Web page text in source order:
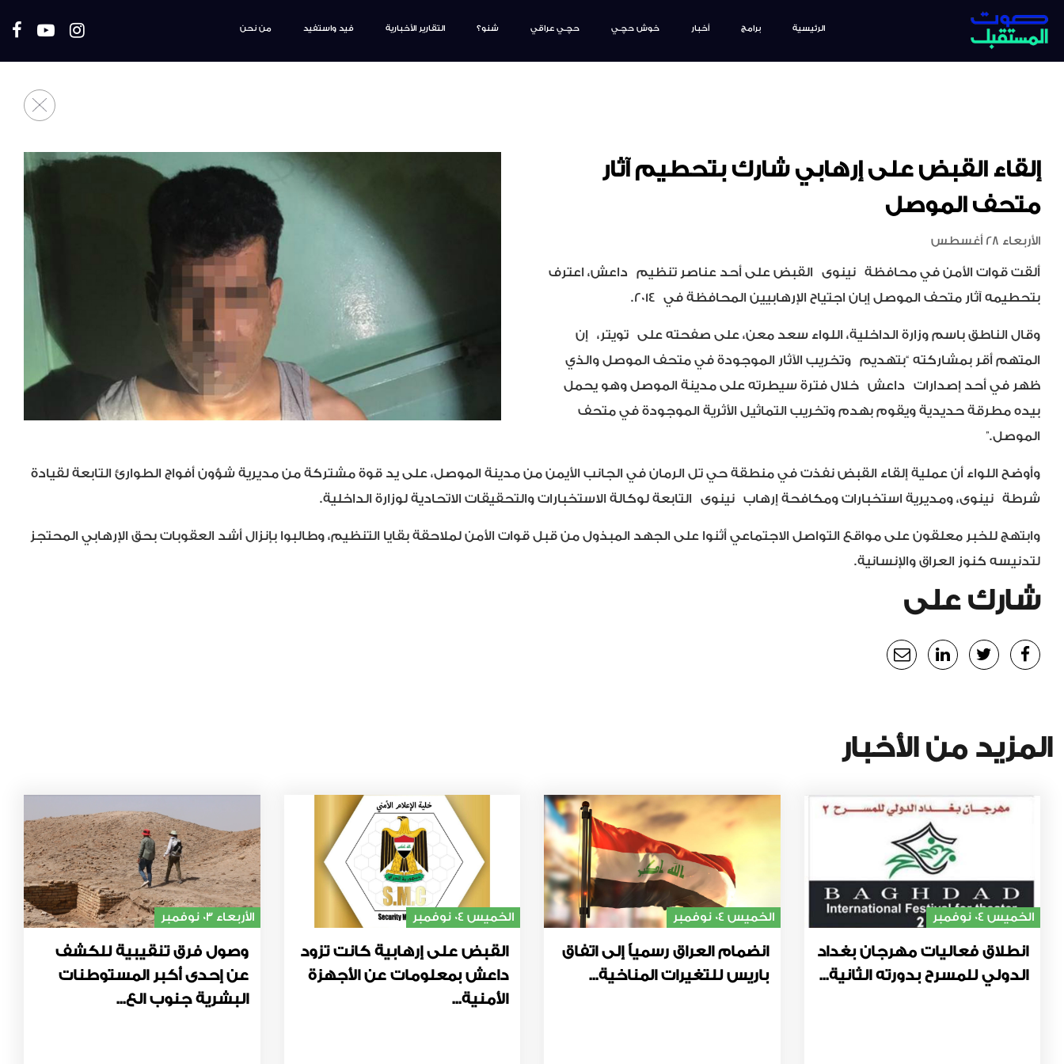
الرئيسية برامج أخبار خوش حچـي حچـي عراقي شنو؟ التقارير الأخبارية فيد واستفيد من نحن
إلقاء القبض على إرهابي شارك بتحطيم آثار
متحف الموصل
الأربعاء 28 أغسطس
ألقت قوات الأمن في محافظة نينوى القبض على أحد عناصر تنظيم داعش، اعترف
بتحطيمه آثار متحف الموصل إبان اجتياح الإرهابيين المحافظة في 2014
.
وقال الناطق باسم وزارة الداخلية، اللواء سعد معن، على صفحته على تويتر ، إن
المتهم أقر بمشاركته “بتهديم وتخريب الآثار الموجودة في متحف الموصل والذي
ظهر في أحد إصدارات داعش خلال فترة سيطرته على مدينة الموصل وهو يحمل
بيده مطرقة حديدية ويقوم بهدم وتخريب التماثيل الأثرية الموجودة في متحف
الموصل.”
وأوضح اللواء أن عملية إلقاء القبض نفذت في منطقة حي تل الرمان في الجانب الأيمن من مدينة الموصل، على يد قوة مشتركة من مديرية شؤون أفواج الطوارئ التابعة لقيادة
شرطة نينوى، ومديرية استخبارات ومكافحة إرهاب نينوى التابعة لوكالة الاستخبارات والتحقيقات الاتحادية لوزارة الداخلية.
وابتهج للخبر معلقون على مواقع التواصل الاجتماعي أثنوا على الجهد المبذول من قبل قوات الأمن لملاحقة بقايا التنظيم، وطالبوا بإنزال أشد العقوبات بحق الإرهابي المحتجز
لتدنيسه كنوز العراق والإنسانية.
شارك على
المزيد من الأخبار
الخميس 04 نوفمبر
انطلاق فعاليات مهرجان بغداد
الدولي للمسرح بدورته الثانية...
الخميس 04 نوفمبر
انضمام العراق رسمياً إلى اتفاق
باريس للتغيرات المناخية...
الخميس 04 نوفمبر
القبض على إرهابية كانت تزود
داعش بمعلومات عن الأجهزة
الأمنية...
الأربعاء 03 نوفمبر
وصول فرق تنقيبية للكشف
عن إحدى أكبر المستوطنات
البشرية جنوب الع...